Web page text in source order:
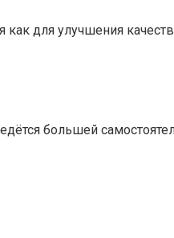
для улучшения
большей